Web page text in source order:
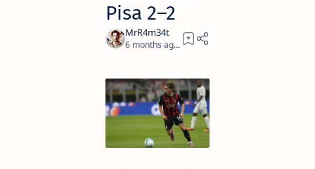
Pisa 2–2
6 months ago 3